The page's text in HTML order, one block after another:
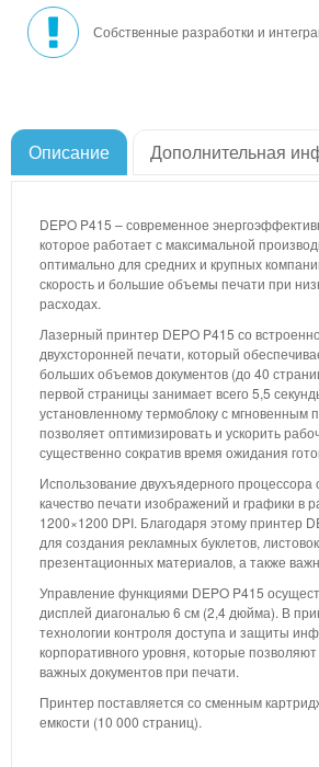
Собственные разработки и
Описание Дополнительная
DEPO P415 – современное
которое работает с максимальной
оптимально для средних и крупных
скорость и большие объемы печати при
расходах.
Лазерный принтер DEPO P415 со
двухсторонней печати, который
больших объемов документов (до 40
первой страницы занимает всего 5,5
установленному термоблоку с мгновенным
позволяет оптимизировать и ускорить
существенно сократив время ожидания
Использование двухъядерного процессора
качество печати изображений и графики в
1200×1200 DPI. Благодаря этому принтер
для создания рекламных буклетов,
презентационных материалов, а также
Управление функциями DEPO P415
дисплей диагональю 6 см (2,4 дюйма). В
технологии контроля доступа и защиты
корпоративного уровня, которые
важных документов при печати.
Принтер поставляется со сменным
емкости (10 000 страниц).